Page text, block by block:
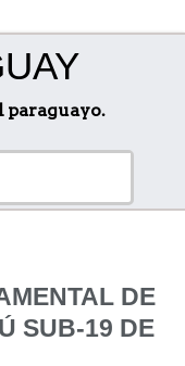
paraguayo.
DE
SUB-19 DE